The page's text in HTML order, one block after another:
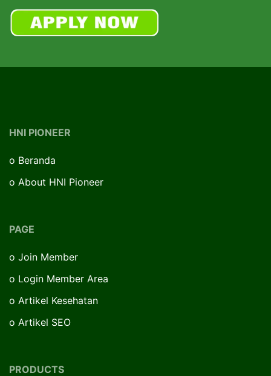
HNI PIONEER
o Beranda
o About HNI Pioneer
PAGE
o Join Member
o Login Member Area
o Artikel Kesehatan
o Artikel SEO
PRODUCTS